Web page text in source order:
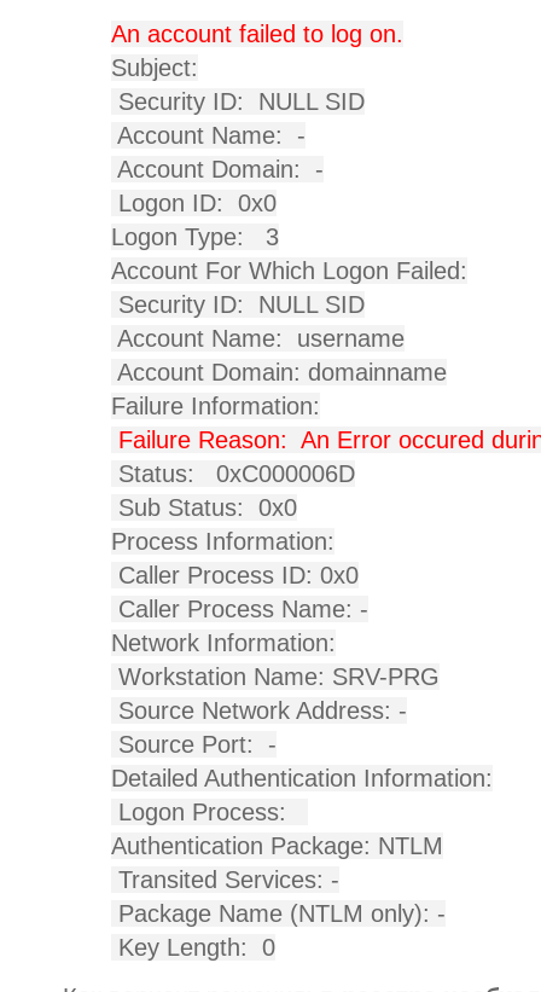
An account failed to log on.
Subject:
Security ID:
NULL SID
Account Name:
-
Account Domain:
-
Logon ID:
0x0
Logon Type:
3
Account For Which Logon Failed:
Security ID:
NULL SID
Account Name:
username
Account Domain: domainname
Failure Information:
Failure Reason: An Error occured
Status:
0xC000006D
Sub Status:
0x0
Process Information:
Caller Process ID: 0x0
Caller Process Name: -
Network Information:
Workstation Name: SRV-PRG
Source Network Address: -
Source Port:
-
Detailed Authentication Information:
Logon Process:
Authentication Package: NTLM
Transited Services: -
Package Name (NTLM only): -
Key Length:
0